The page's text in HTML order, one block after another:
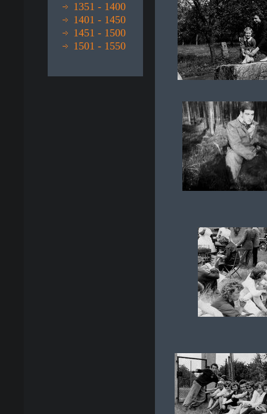
1351 - 1400
1401 - 1450
1451 - 1500
1501 - 1550